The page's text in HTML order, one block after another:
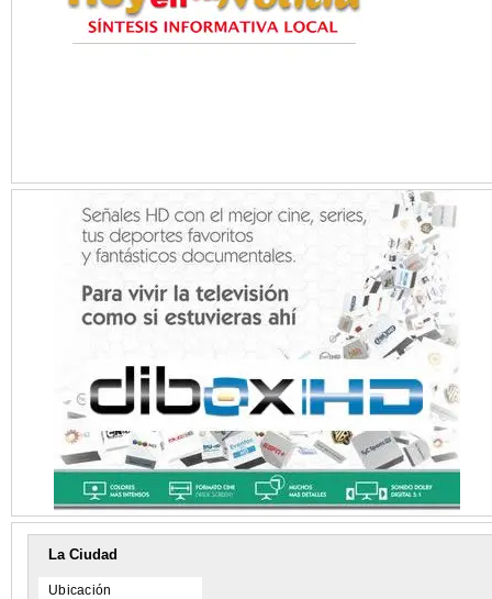
La Ciudad
Ubicación